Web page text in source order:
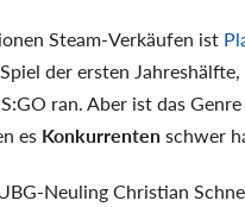
Steam-Verkäufen ist
der ersten
ran. Aber ist das
es Konkurrentenschwer
Neuling Christian